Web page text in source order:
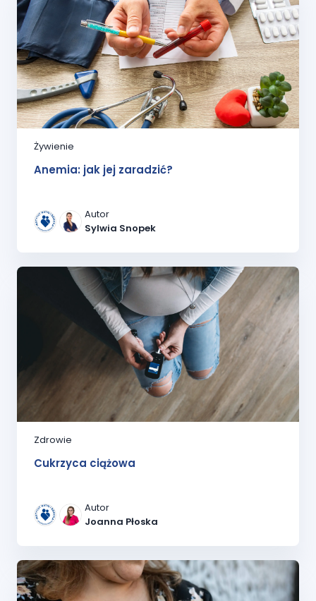
Żywienie
Anemia: jak jej zaradzić?
Autor
Sylwia Snopek
Zdrowie
Cukrzyca ciążowa
Autor
Joanna Płoska